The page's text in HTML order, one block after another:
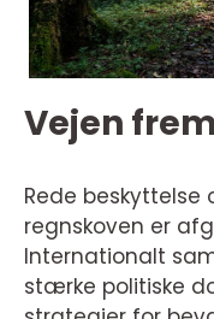
Vejen
Rede
regnskoven er
Internationalt
stærke politiske